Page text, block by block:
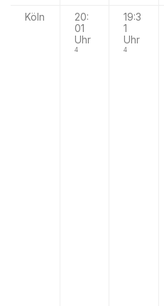
Köln
20:
01
Uhr
4
19:3
1
Uhr
4